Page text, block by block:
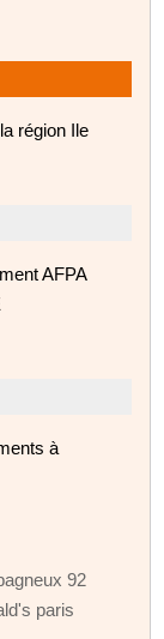
région Ile
AFPA
à
92
paris